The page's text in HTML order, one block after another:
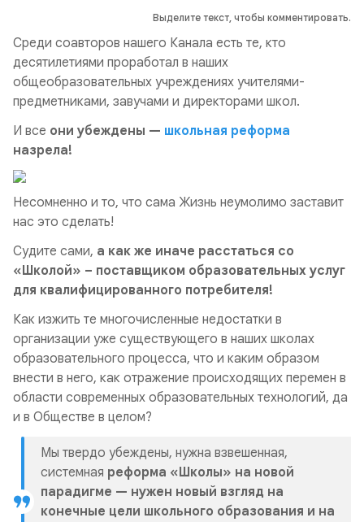
Выделите текст, чтобы комментировать.
Среди соавторов нашего Канала есть те, кто
десятилетиями проработал в наших
общеобразовательных учреждениях учителями-
предметниками, завучами и директорами школ.
И все они убеждены — школьная реформа
назрела!
Несомненно и то, что сама Жизнь неумолимо заставит
нас это сделать!
Судите сами, а как же иначе расстаться со
«Школой» – поставщиком образовательных услуг
для квалифицированного потребителя!
Как изжить те многочисленные недостатки в
организации уже существующего в наших школах
образовательного процесса, что и каким образом
внести в него, как отражение происходящих перемен в
области современных образовательных технологий, да
и в Обществе в целом?
Мы твердо убеждены, нужна взвешенная,
системная реформа «Школы» на новой
парадигме — нужен новый взгляд на
конечные цели школьного образования и на